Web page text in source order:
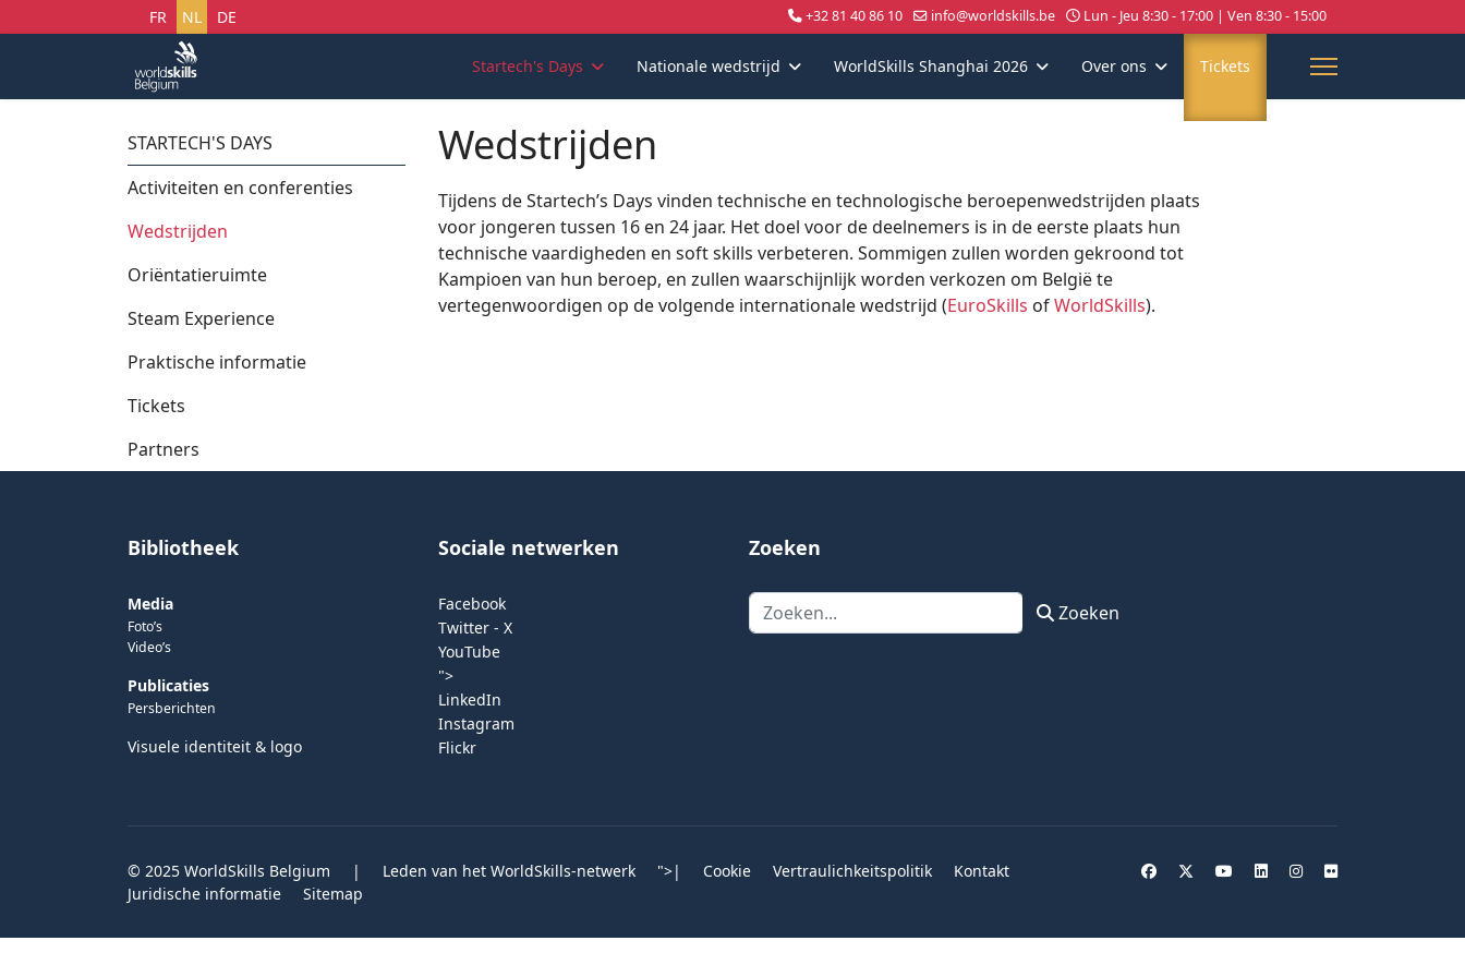
Selecteer uw taal
FR NL DE +32 81 40 86 10 info@worldskills.be Lun - Jeu 8:30 - 17:00 | Ven 8:30 - 15:00
Startech's Days Nationale wedstrijd WorldSkills Shanghai 2026 Over ons Tickets
STARTECH'S DAYS
Activiteiten en conferenties
Wedstrijden
Oriëntatieruimte
Steam Experience
Praktische informatie
Tickets
Partners
Wedstrijden
Tijdens de Startech’s Days vinden technische en technologische beroepenwedstrijden plaats
voor jongeren tussen 16 en 24 jaar. Het doel voor de deelnemers is in de eerste plaats hun
technische vaardigheden en soft skills verbeteren. Sommigen zullen worden gekroond tot
Kampioen van hun beroep, en zullen waarschijnlijk worden verkozen om België te
vertegenwoordigen op de volgende internationale wedstrijd (EuroSkills ofWorldSkills).
Bibliotheek
Media
Foto’s
Video’s
Publicaties
Persberichten
Visuele identiteit & logo
Sociale netwerken
Facebook
Twitter - X
YouTube
">
LinkedIn
Instagram
Flickr
Zoeken
Zoeken Zoeken
© 2025 WorldSkills Belgium | Leden van het WorldSkills-netwerk ">| Cookie Vertraulichkeitspolitik
Kontakt
Juridische informatie
Sitemap